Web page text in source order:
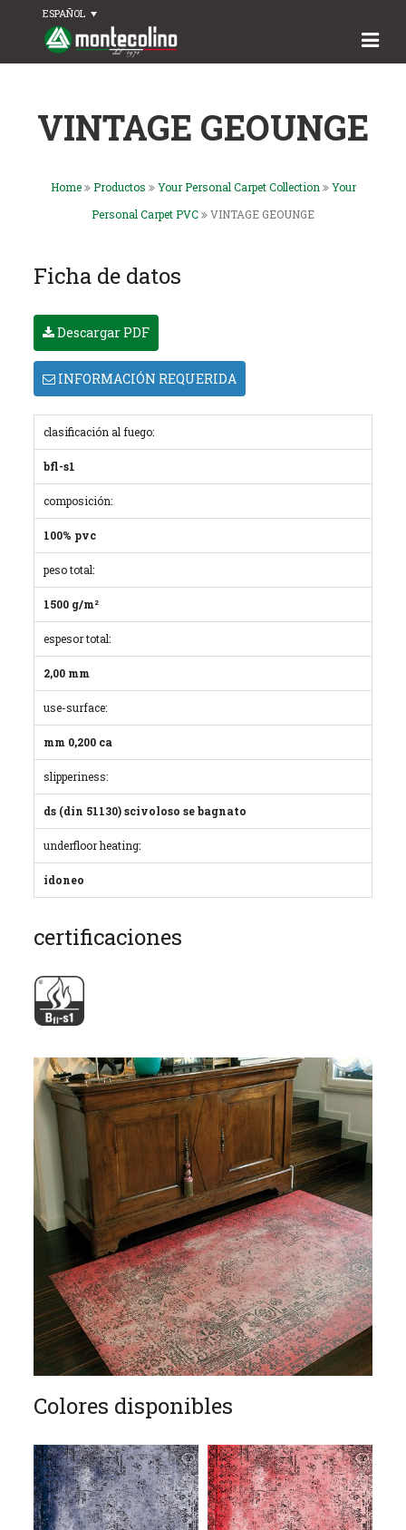
ESPAÑOL
VINTAGE GEOUNGE
Home Productos Your Personal Carpet Collection
Your
Personal Carpet PVC
VINTAGE GEOUNGE
Ficha de datos
Descargar PDF
INFORMACIÓN REQUERIDA
clasificación al fuego:
bfl-s1
composición:
100% pvc
peso total:
1500 g/m²
espesor total:
2,00 mm
use-surface:
mm 0,200 ca
slipperiness:
ds (din 51130) scivoloso se bagnato
underfloor heating:
idoneo
certificaciones
Colores disponibles